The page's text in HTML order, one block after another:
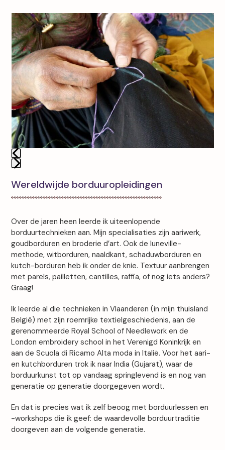
Use
the
left
and
right
arrow
keys
to
access
the
carousel
navigation
buttons
escape
to
to
the
slide
Wereldwijde borduuropleidingen
Over de jaren heen leerde ik uiteenlopende
borduurtechnieken aan. Mijn specialisaties zijn aariwerk,
goudborduren en broderie d’art. Ook de luneville-
methode, witborduren, naaldkant, schaduwborduren en
kutch-borduren heb ik onder de knie. Textuur aanbrengen
met parels, pailletten, cantilles, raffia, of nog iets anders?
Graag!
Ik leerde al die technieken in Vlaanderen (in mijn thuisland
België) met zijn roemrijke textielgeschiedenis, aan de
gerenommeerde Royal School of Needlework en de
London embroidery school in het Verenigd Koninkrijk en
aan de Scuola di Ricamo Alta moda in Italië. Voor het aari-
en kutchborduren trok ik naar India (Gujarat), waar de
borduurkunst tot op vandaag springlevend is en nog van
generatie op generatie doorgegeven wordt.
En dat is precies wat ik zelf beoog met borduurlessen en
-workshops die ik geef: de waardevolle borduurtraditie
doorgeven aan de volgende generatie.